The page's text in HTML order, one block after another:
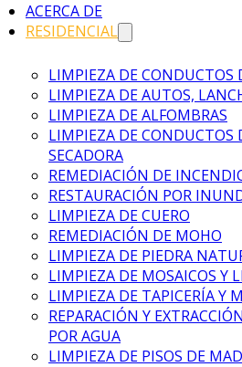
ACERCA DE
RESIDENCIAL
LIMPIEZA DE CONDUCTOS
LIMPIEZA DE AUTOS,
LIMPIEZA DE ALFOMBRAS
LIMPIEZA DE CONDUCTOS
SECADORA
REMEDIACIÓN DE
RESTAURACIÓN POR
LIMPIEZA DE CUERO
REMEDIACIÓN DE MOHO
LIMPIEZA DE PIEDRA
LIMPIEZA DE MOSAICOS Y
LIMPIEZA DE TAPICERÍA Y
REPARACIÓN Y
POR AGUA
LIMPIEZA DE PISOS DE